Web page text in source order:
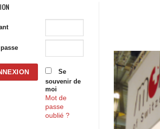
Se
souvenir de
moi
Mot de
passe
oublié ?